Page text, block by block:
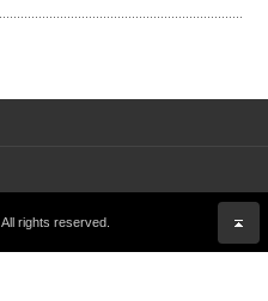
All rights reserved.